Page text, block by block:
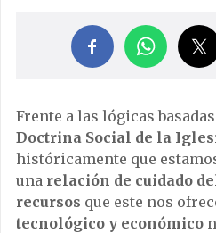
Frente a las lógicas
Doctrina Social de la
históricamente que
una relación de cuidado
recursos que este nos
tecnológico y económico